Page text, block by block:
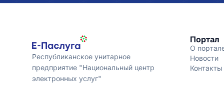
Республиканское унитарное
предприятие "Национальный центр
электронных услуг"
Портал
О
Новости
Контакты